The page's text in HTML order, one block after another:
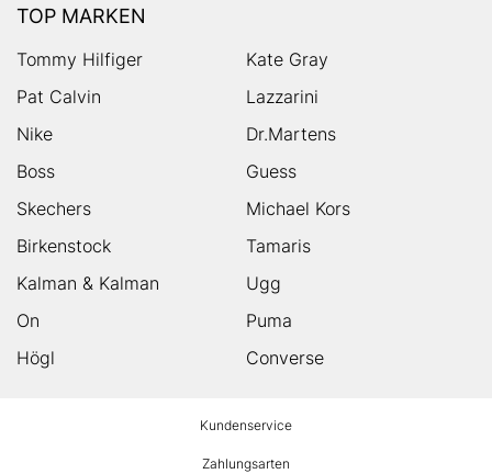
TOP MARKEN
Tommy Hilfiger
Kate Gray
Pat Calvin
Lazzarini
Nike
Dr.Martens
Boss
Guess
Skechers
Michael Kors
Birkenstock
Tamaris
Kalman & Kalman
Ugg
On
Puma
Högl
Converse
Kundenservice
Zahlungsarten